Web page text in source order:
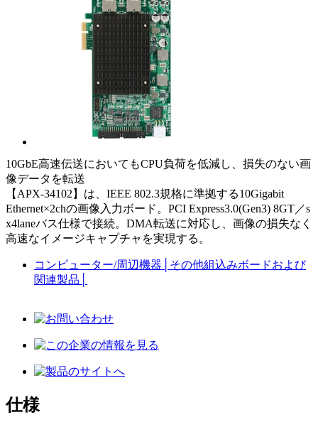
10GbE高速伝送においてもCPU負荷を低減し、損失のない画
像データを転送
【APX-34102】は、IEEE 802.3規格に準拠する10Gigabit
Ethernet×2chの画像入力ボード。PCI Express3.0(Gen3) 8GT／s
x4laneバス仕様で接続。DMA転送に対応し、画像の損失なく
高速なイメージキャプチャを実現する。
コンピューター/周辺機器
その他組込みボードおよび
関連製品
仕様